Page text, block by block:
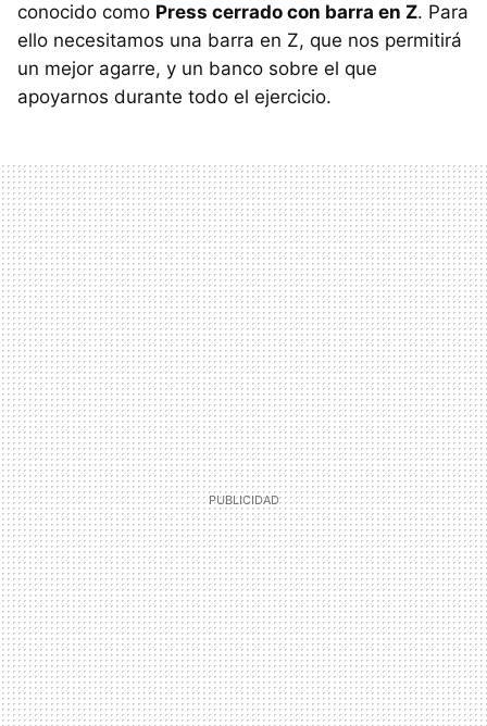
conocido como Press cerrado con barra en Z. Para
ello necesitamos una barra en Z, que nos permitirá
un mejor agarre, y un banco sobre el que
apoyarnos durante todo el ejercicio.